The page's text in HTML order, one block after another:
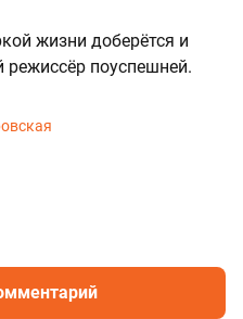
жизни доберётся и
режиссёр поуспешней.